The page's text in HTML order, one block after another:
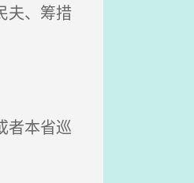
夫、筹措
者本省巡